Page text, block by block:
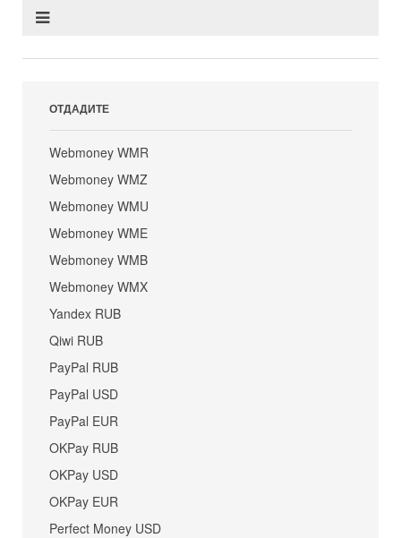
ОТДАДИТЕ
Webmoney WMR
Webmoney WMZ
Webmoney WMU
Webmoney WME
Webmoney WMB
Webmoney WMX
Yandex RUB
Qiwi RUB
PayPal RUB
PayPal USD
PayPal EUR
OKPay RUB
OKPay USD
OKPay EUR
Perfect Money USD